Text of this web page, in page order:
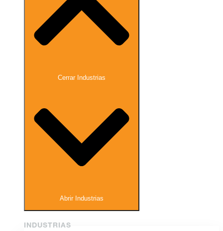
Cerrar Industrias
Abrir Industrias
INDUSTRIAS